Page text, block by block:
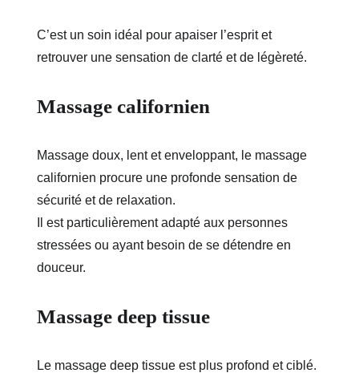
C’est un soin idéal pour apaiser l’esprit et
retrouver une sensation de clarté et de légèreté.
Massage californien
Massage doux, lent et enveloppant, le massage
californien procure une profonde sensation de
sécurité et de relaxation.
Il est particulièrement adapté aux personnes
stressées ou ayant besoin de se détendre en
douceur.
Massage deep tissue
Le massage deep tissue est plus profond et ciblé.